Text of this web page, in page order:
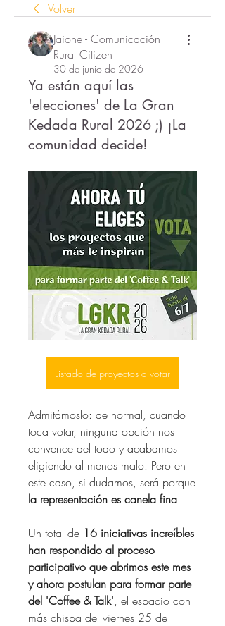
Volver
Jaione - Comunicación
Rural Citizen
30 de junio de 2026
Ya están aquí las
'elecciones' de La Gran
Kedada Rural 2026 ;) ¡La
comunidad decide!
Listado de proyectos a votar
Admitámoslo: de normal, cuando
toca votar, ninguna opción nos
convence del todo y acabamos
eligiendo al menos malo. Pero en
la representación es canela fina.
Un total de 16 iniciativas increíbles
han respondido al proceso
participativo que abrimos este mes
y ahora postulan para formar parte
del 'Coffee & Talk', el espacio con
más chispa del viernes 25 de